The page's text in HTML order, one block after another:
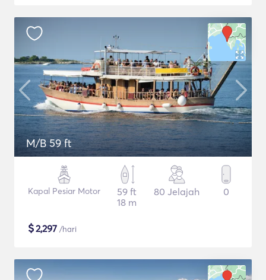
M/B 59 ft
Kapal Pesiar Motor
59 ft
18 m
80 Jelajah 0
$2,297 /hari